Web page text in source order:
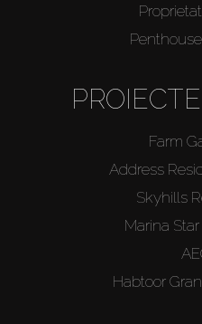
Farm
Address
Skyhills
Marina
Habtoor